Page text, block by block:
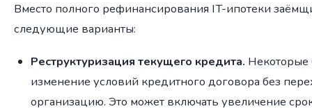
Вместо полного рефинансирования IT-ипотеки
следующие варианты:
Реструктуризация текущего кредита. Некоторые
изменение условий кредитного договора без
организацию. Это может включать увеличение